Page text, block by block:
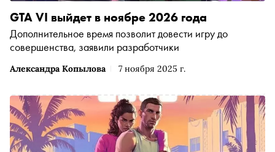
Александра Копылова 7 ноября 2025 г.
GTA VI выйдет в ноябре 2026 года
Дополнительное время позволит довести игру до
совершенства, заявили разработчики